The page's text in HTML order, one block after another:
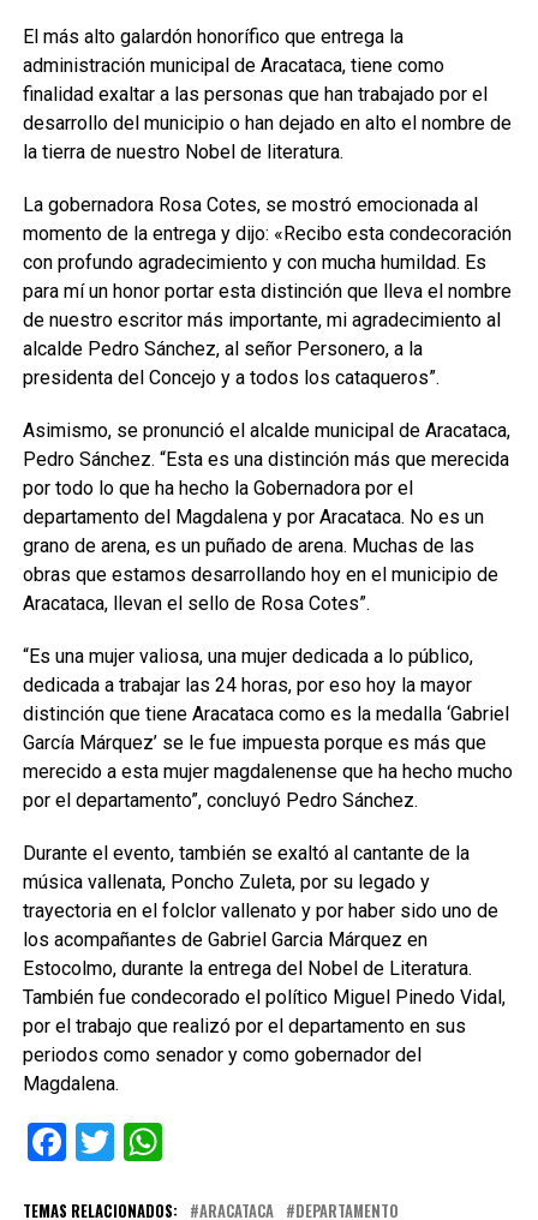
El más alto galardón honorífico que entrega la
administración municipal de Aracataca, tiene como
finalidad exaltar a las personas que han trabajado por el
desarrollo del municipio o han dejado en alto el nombre de
la tierra de nuestro Nobel de literatura.
La gobernadora Rosa Cotes, se mostró emocionada al
momento de la entrega y dijo: «Recibo esta condecoración
con profundo agradecimiento y con mucha humildad. Es
para mí un honor portar esta distinción que lleva el nombre
de nuestro escritor más importante, mi agradecimiento al
alcalde Pedro Sánchez, al señor Personero, a la
presidenta del Concejo y a todos los cataqueros”.
Asimismo, se pronunció el alcalde municipal de Aracataca,
Pedro Sánchez. “Esta es una distinción más que merecida
por todo lo que ha hecho la Gobernadora por el
departamento del Magdalena y por Aracataca. No es un
grano de arena, es un puñado de arena. Muchas de las
obras que estamos desarrollando hoy en el municipio de
Aracataca, llevan el sello de Rosa Cotes”.
“Es una mujer valiosa, una mujer dedicada a lo público,
dedicada a trabajar las 24 horas, por eso hoy la mayor
distinción que tiene Aracataca como es la medalla ‘Gabriel
García Márquez’ se le fue impuesta porque es más que
merecido a esta mujer magdalenense que ha hecho mucho
por el departamento”, concluyó Pedro Sánchez.
Durante el evento, también se exaltó al cantante de la
música vallenata, Poncho Zuleta, por su legado y
trayectoria en el folclor vallenato y por haber sido uno de
los acompañantes de Gabriel Garcia Márquez en
Estocolmo, durante la entrega del Nobel de Literatura.
También fue condecorado el político Miguel Pinedo Vidal,
por el trabajo que realizó por el departamento en sus
periodos como senador y como gobernador del
Magdalena.
Facebook
TwitterWhatsApp
TEMAS RELACIONADOS: ARACATACA
DEPARTAMENTO